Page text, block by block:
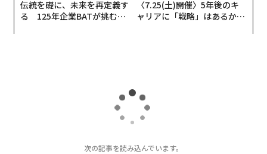
合型AIソリューションを構築する企業。これらは単なる
ラッパーではなく、LLMをコンポーネントとして使用す
る業界プロセスの完全な再構築だ。
ィティ化するにつれ、一貫したパフォーマンスを評価、
監視、保証する能力がボトルネックになる。企業は、生
のモデルアクセスではなく、保証された信頼性と可観測
伝統を礎に、未来を再定義す
る 125年企業BATが挑むス
〈7.25(土)開催〉5年後のキ
ャリアに「戦略」はあるか。
次の記事を読み込んでいます。